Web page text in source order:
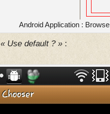
Android Application :
« Use default ? » :